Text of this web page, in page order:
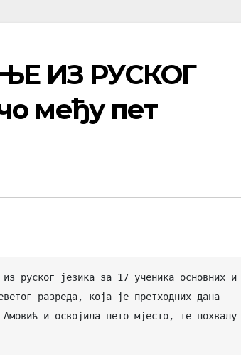
ИЗ РУСКОГ
међу пет
разреда, која је претходних дана
Амовић и освојила пето мјесто, те похвалу